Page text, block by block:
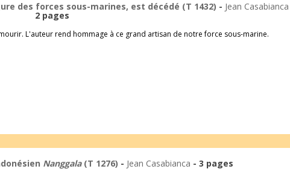
des forces sous-marines, est décédé (T 1432) - Jean Casabianca
2 pages
L'auteur rend hommage à ce grand artisan de notre force sous-marine.
Nanggala (T 1276) - Jean Casabianca - 3 pages